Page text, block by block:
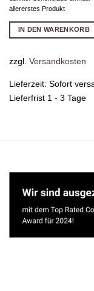
allererstes Produkt
IN DEN WARENKORB
zzgl. Versandkosten
Lieferzeit: Sofort
Lieferfrist 1 - 3 Tage